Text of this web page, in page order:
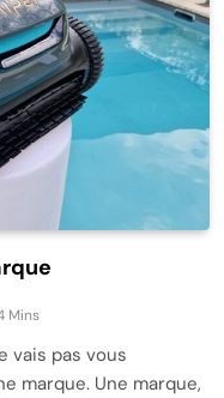
Mins
vais pas vous
marque. Une marque,